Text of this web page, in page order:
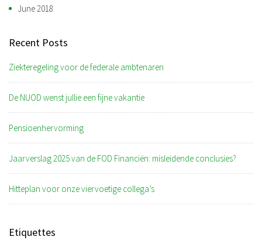
June 2018
Recent Posts
Ziekteregeling voor de federale ambtenaren
De NUOD wenst jullie een fijne vakantie
Pensioenhervorming
Jaarverslag 2025 van de FOD Financiën: misleidende conclusies?
Hitteplan voor onze viervoetige collega’s
Etiquettes